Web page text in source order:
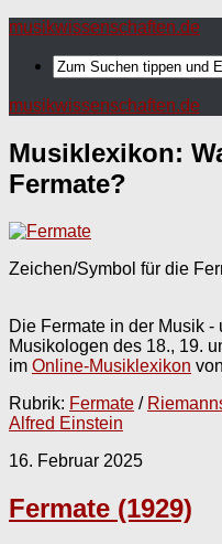
musikwissenschaften.de
musikwissenschaften.de
Musiklexikon:
Fermate?
Zeichen/Symbol für die
Die Fermate in der Musik
Musikologen des 18., 19.
im Online-Musiklexikon von
Rubrik: Fermate /
Alfred Einstein
16. Februar 2025
Fermate (1929)